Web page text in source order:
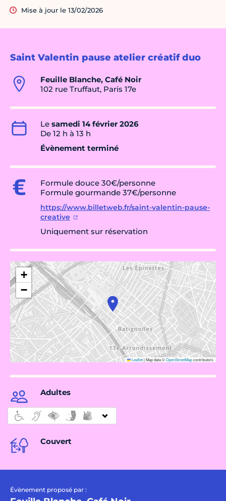
Saint Valentin pause atelier créatif duo
Feuille Blanche, Café Noir
102 rue Truffaut, Paris 17e
Le samedi 14 février 2026
De 12 h à 13 h
Évènement terminé
Formule douce 30€/personne
Formule gourmande 37€/personne
https://www.billetweb.fr/saint-valentin-pause-
creative
Uniquement sur réservation
+
−
Leaflet|Map data ©OpenStreetMapcontributors
Adultes
Couvert
Évènement proposé par :
Mise à jour le 13/02/2026